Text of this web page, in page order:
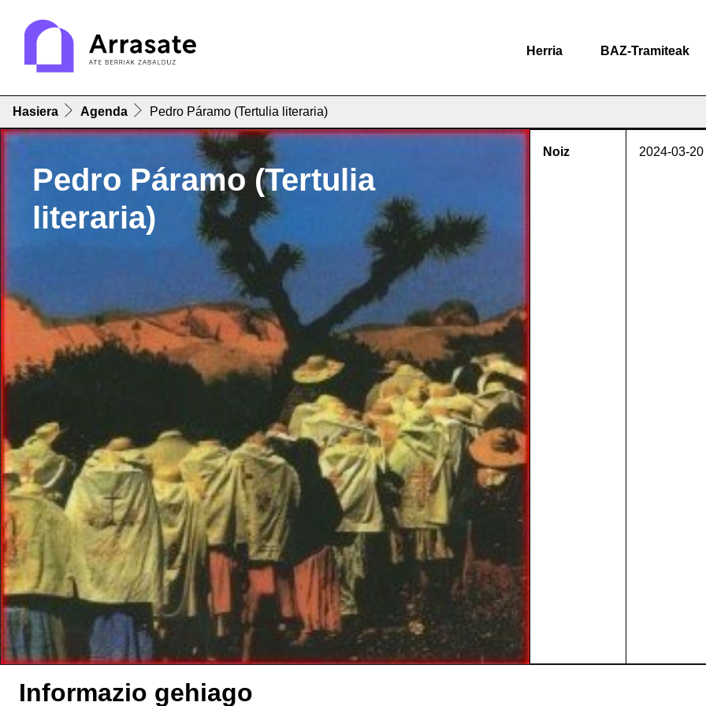
Herria BAZ-Tramiteak
Hasiera Agenda Pedro Páramo (Tertulia literaria)
Pedro Páramo (Tertulia
literaria)
Noiz 2024-03-20
Informazio gehiago